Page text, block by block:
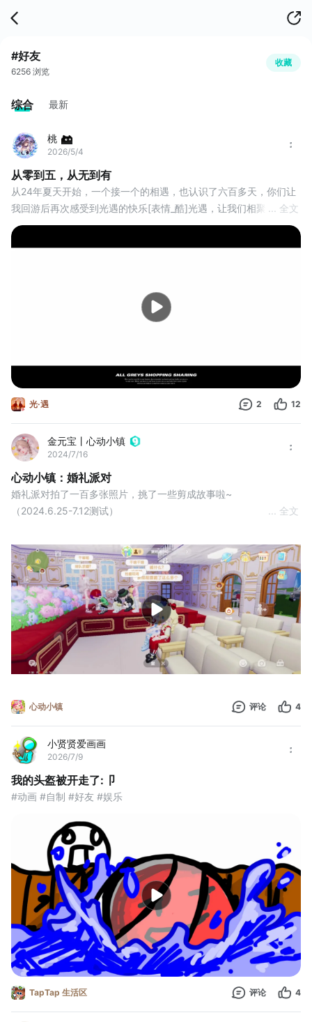
#好友
6256 浏览
收藏
综合 最新
桃
2026/5/4
从零到五，从无到有
从24年夏天开始，一个接一个的相遇，也认识了六百多天，你们让
我回游后再次感受到光遇的快乐[表情_酷]光遇，让我们相聚在一
起，见证了你们从萌新到老资历的成长，我很荣幸认识到你们[表情
... 全文
光·遇 2 12
金元宝丨心动小镇
2024/7/16
心动小镇：婚礼派对
婚礼派对拍了一百多张照片，挑了一些剪成故事啦~
（2024.6.25-7.12测试）
动小镇创作家激励计划 #小镇心动瞬间 #小心动小镇创作家激励计
划 #心动小镇创作计划
... 全文
心动小镇 评论 4
小贤贤爱画画
2026/7/9
我的头盔被开走了:卩
#动画 #自制 #好友 #娱乐
TapTap 生活区 评论 4